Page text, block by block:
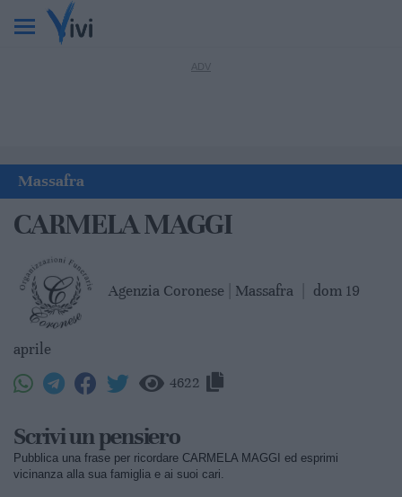
Massafra
CARMELA MAGGI
Agenzia Coronese | Massafra dom 19
aprile
4622
Scrivi un pensiero
Pubblica una frase per ricordare CARMELA MAGGI ed esprimi
vicinanza alla sua famiglia e ai suoi cari.